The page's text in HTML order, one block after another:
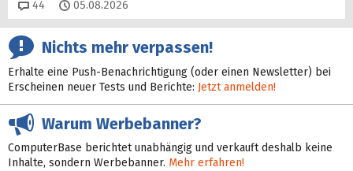
44 Kommentare
05.08.2026
Nichts mehr verpassen!
Erhalte eine Push-Benachrichtigung (oder einen Newsletter) bei
Erscheinen neuer Tests und Berichte: Jetzt anmelden!
Warum Werbebanner?
ComputerBase berichtet unabhängig und verkauft deshalb keine
Inhalte, sondern Werbebanner. Mehr erfahren!